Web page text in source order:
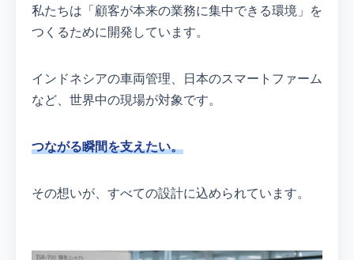
私たちは「顧客が本来の業務に集中できる環境」を
つくるために開発しています。
インドネシアの車両管理、日本のスマートファーム
など、世界中の現場が対象です。
つながる瞬間を支えたい。
その想いが、すべての設計に込められています。